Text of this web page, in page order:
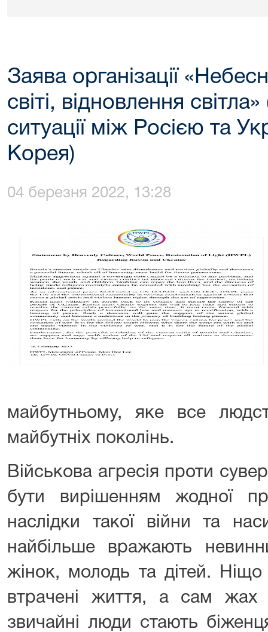
Заява організації
світі, відновлення
ситуації між Росією та
Корея)
04 березня 2022, 13:28
майбутньому, яке все
майбутніх поколінь.
Військова агресія проти
бути вирішенням жодної
наслідки такої війни та
найбільше вражають
жінок, молодь та дітей.
втрачені життя, а сам
звичайні люди стають